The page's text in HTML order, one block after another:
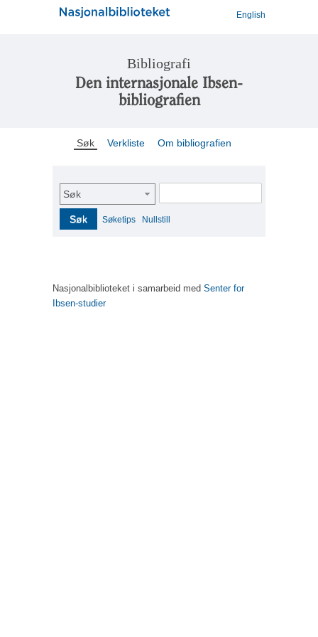
English
Bibliografi
Den internasjonale Ibsen-
bibliografien
Søk Verkliste Om bibliografien
Søk
Søk Søketips Nullstill
Nasjonalbiblioteket i samarbeid med Senter for
Ibsen-studier